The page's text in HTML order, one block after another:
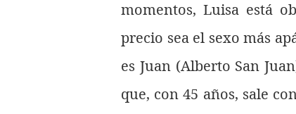
momentos, Luisa está
precio sea el sexo más
es Juan (Alberto San
que, con 45 años, sale